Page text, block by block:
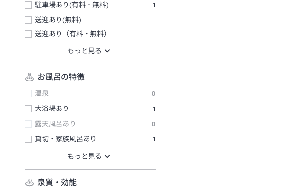
駐車場あり(有料・無料)
1
送迎あり(無料)
送迎あり（有料・無料）
お風呂の特徴
温泉
0
大浴場あり
1
露天風呂あり
0
貸切・家族風呂あり
1
泉質・効能